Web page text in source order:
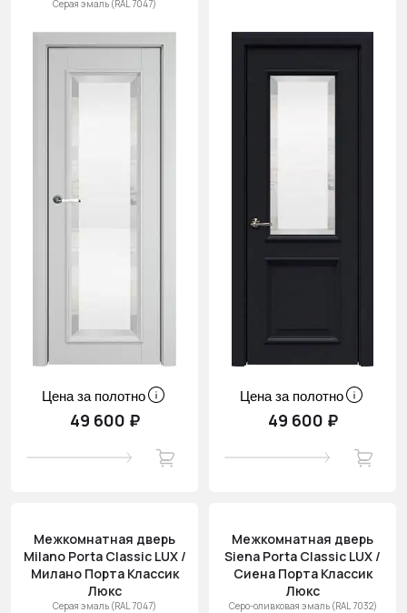
Серая эмаль (RAL 7047)
Цена за полотно
49 600 ₽
Цена за полотно
49 600 ₽
Межкомнатная дверь
Milano Porta Classic LUX /
Милано Порта Классик
Люкс
Серая эмаль (RAL 7047)
Межкомнатная дверь
Siena Porta Classic LUX /
Сиена Порта Классик
Люкс
Серо-оливковая эмаль (RAL 7032)